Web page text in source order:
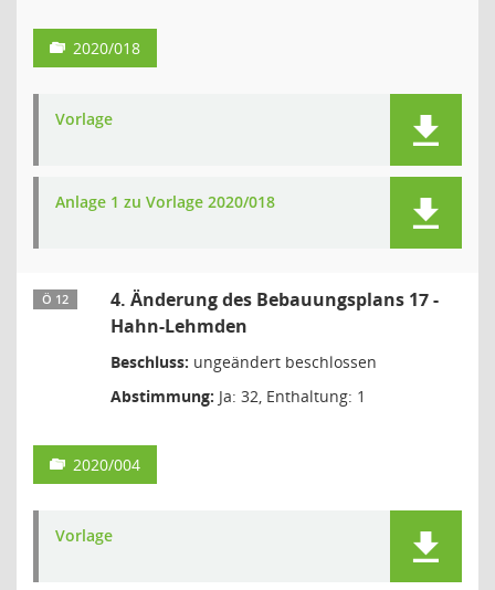
2020/018
Vorlage
Anlage 1 zu Vorlage 2020/018
Ö 12
4. Änderung des Bebauungsplans 17 -
Hahn-Lehmden
Beschluss: ungeändert beschlossen
Abstimmung: Ja: 32, Enthaltung: 1
2020/004
Vorlage